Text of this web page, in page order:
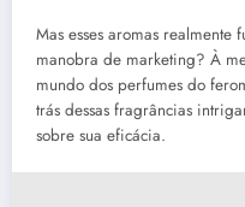
Mas esses aromas realmente
manobra de marketing? À
mundo dos perfumes do
trás dessas fragrâncias
sobre sua eficácia.